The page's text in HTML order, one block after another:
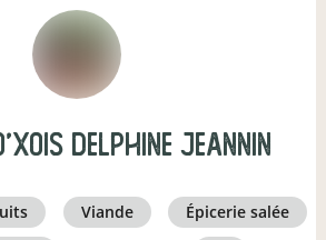
Delphine Jeannin
viande
épicerie salée